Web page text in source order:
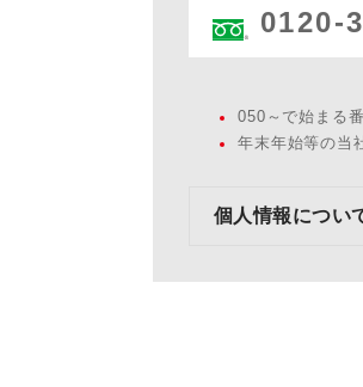
0120-
050～で始まる
年末年始等の当
個人情報につい